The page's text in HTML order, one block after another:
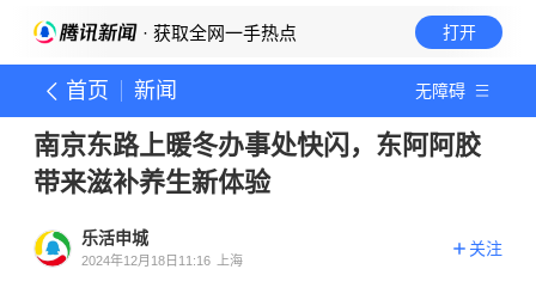
· 获取全网一手热点 打开
首页 新闻 无障碍
南京东路上暖冬办事处快闪，东阿阿胶
带来滋补养生新体验
乐活申城
2024年12月18日11:16 上海
关注